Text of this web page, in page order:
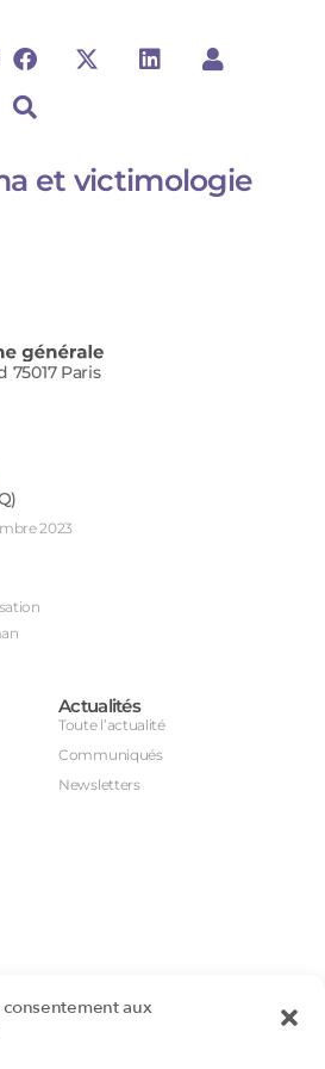
aux
et victimologie
75017 Paris
2023
Actualités
Toute l’actualité
Communiqués
Newsletters